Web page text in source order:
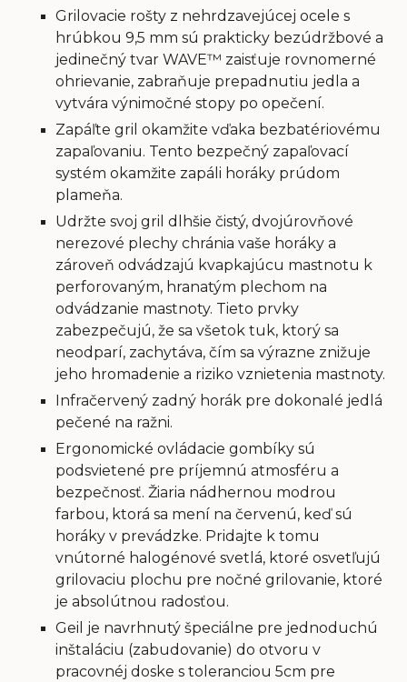
Grilovacie rošty z nehrdzavejúcej ocele s
hrúbkou 9,5 mm sú prakticky bezúdržbové a
jedinečný tvar WAVE™ zaisťuje rovnomerné
ohrievanie, zabraňuje prepadnutiu jedla a
vytvára výnimočné stopy po opečení.
Zapáľte gril okamžite vďaka bezbatériovému
zapaľovaniu. Tento bezpečný zapaľovací
systém okamžite zapáli horáky prúdom
plameňa.
Udržte svoj gril dlhšie čistý, dvojúrovňové
nerezové plechy chránia vaše horáky a
zároveň odvádzajú kvapkajúcu mastnotu k
perforovaným, hranatým plechom na
odvádzanie mastnoty. Tieto prvky
zabezpečujú, že sa všetok tuk, ktorý sa
neodparí, zachytáva, čím sa výrazne znižuje
jeho hromadenie a riziko vznietenia mastnoty.
Infračervený zadný horák pre dokonalé jedlá
pečené na ražni.
Ergonomické ovládacie gombíky sú
podsvietené pre príjemnú atmosféru a
bezpečnosť. Žiaria nádhernou modrou
farbou, ktorá sa mení na červenú, keď sú
horáky v prevádzke. Pridajte k tomu
vnútorné halogénové svetlá, ktoré osvetľujú
grilovaciu plochu pre nočné grilovanie, ktoré
je absolútnou radosťou.
Geil je navrhnutý špeciálne pre jednoduchú
inštaláciu (zabudovanie) do otvoru v
pracovnéj doske s toleranciou 5cm pre